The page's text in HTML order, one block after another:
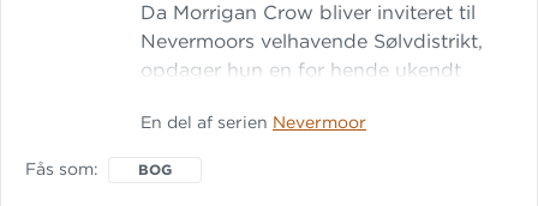
Da Morrigan Crow bliver inviteret til
Nevermoors velhavende Sølvdistrikt,
opdager hun en for hende ukendt
hemmeligheder om Morrigans
En del af serien Nevermoor
Fås som BOG